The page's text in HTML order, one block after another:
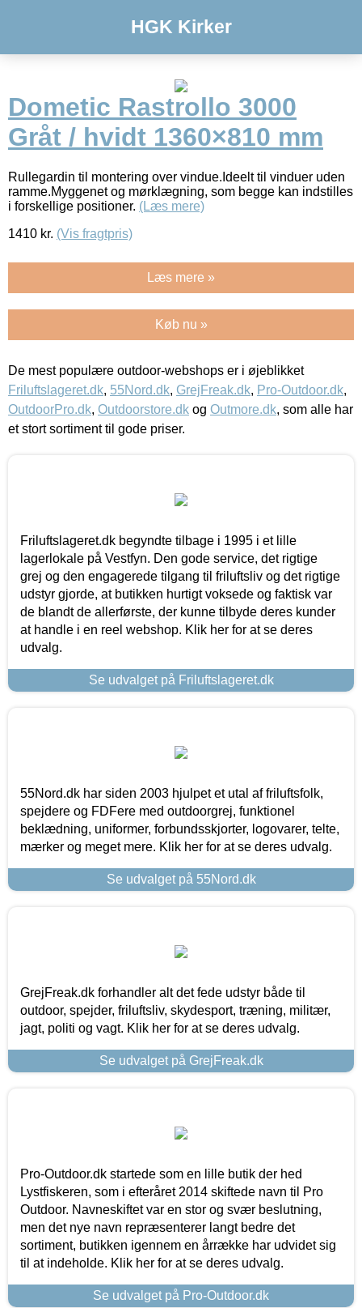
HGK Kirker
Dometic Rastrollo 3000
Gråt / hvidt 1360×810 mm
Rullegardin til montering over vindue.Ideelt til vinduer uden
ramme.Myggenet og mørklægning, som begge kan indstilles
i forskellige positioner. (Læs mere)
1410 kr. (Vis fragtpris)
Læs mere »
Køb nu »
De mest populære outdoor-webshops er i øjeblikket
Friluftslageret.dk, 55Nord.dk, GrejFreak.dk, Pro-Outdoor.dk,
OutdoorPro.dk, Outdoorstore.dk og Outmore.dk, som alle har
et stort sortiment til gode priser.
Friluftslageret.dk begyndte tilbage i 1995 i et lille
lagerlokale på Vestfyn. Den gode service, det rigtige
grej og den engagerede tilgang til friluftsliv og det rigtige
udstyr gjorde, at butikken hurtigt voksede og faktisk var
de blandt de allerførste, der kunne tilbyde deres kunder
at handle i en reel webshop. Klik her for at se deres
udvalg.
Se udvalget på Friluftslageret.dk
55Nord.dk har siden 2003 hjulpet et utal af friluftsfolk,
spejdere og FDFere med outdoorgrej, funktionel
beklædning, uniformer, forbundsskjorter, logovarer, telte,
mærker og meget mere. Klik her for at se deres udvalg.
Se udvalget på 55Nord.dk
GrejFreak.dk forhandler alt det fede udstyr både til
outdoor, spejder, friluftsliv, skydesport, træning, militær,
jagt, politi og vagt. Klik her for at se deres udvalg.
Se udvalget på GrejFreak.dk
Pro-Outdoor.dk startede som en lille butik der hed
Lystfiskeren, som i efteråret 2014 skiftede navn til Pro
Outdoor. Navneskiftet var en stor og svær beslutning,
men det nye navn repræsenterer langt bedre det
sortiment, butikken igennem en årrække har udvidet sig
til at indeholde. Klik her for at se deres udvalg.
Se udvalget på Pro-Outdoor.dk